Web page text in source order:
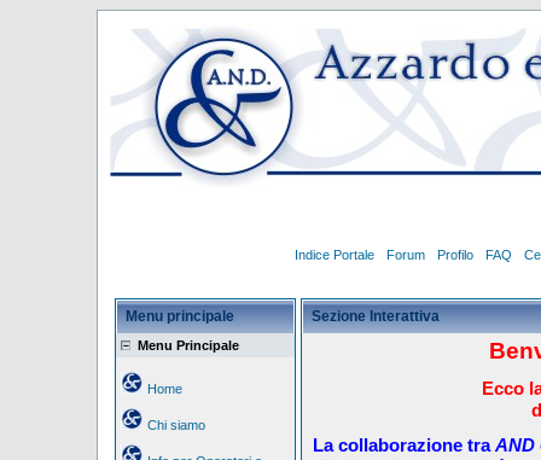
Indice Portale Forum Profilo FAQ
Menu principale
Menu Principale
Home
Chi siamo
Sezione Interattiva
Ecco
La collaborazione traAND